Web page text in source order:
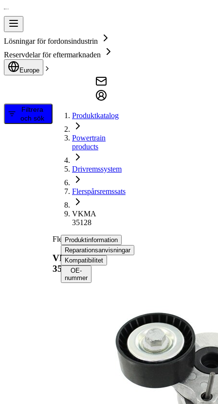
Lösningar för fordonsindustrin
Reservdelar för eftermarknaden
Europe
Filtrera
och sök
Produktkatalog
Powertrain
products
Drivremssystem
Flerspårsremssats
VKMA
35128
Flerspårsremssats
VKMA
35128
Produktinformation
Reparationsanvisningar
Kompatibilitet
OE-
nummer
1318 mm
21,36 mm
6
Kompletteringsartikel/tilläggsinfo
Kontrollera
och byt vid
Inga SVHC-
substanser
tillhanda!